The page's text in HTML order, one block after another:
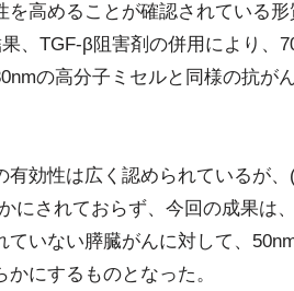
高めることが確認されている
、TGF-β阻害剤の併用により、
の高分子ミセルと同様の抗が
効性は広く認められているが
にされておらず、今回の成果は
いない膵臓がんに対して、
にするものとなった。